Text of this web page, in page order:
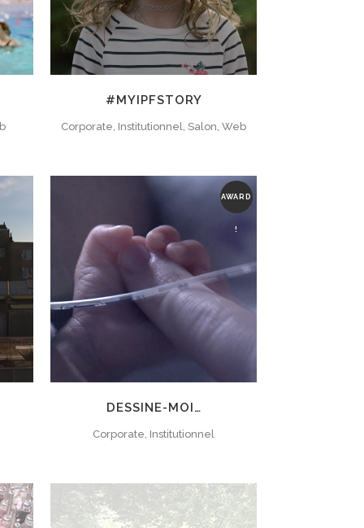
#MYIPFSTORY
Corporate, Institutionnel, Salon, Web
AWARD
!
DESSINE-MOI…
Corporate, Institutionnel